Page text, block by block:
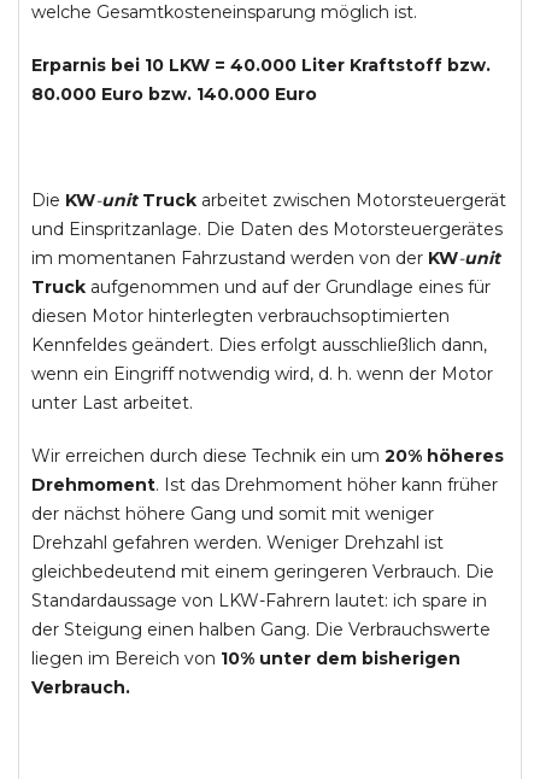
welche Gesamtkosteneinsparung möglich ist.
Erparnis bei 10 LKW = 40.000 Liter Kraftstoff bzw.
80.000 Euro bzw. 140.000 Euro
Die KW-unit Truck arbeitet zwischen Motorsteuergerät
und Einspritzanlage. Die Daten des Motorsteuergerätes
im momentanen Fahrzustand werden von der KW-unit
Truck aufgenommen und auf der Grundlage eines für
diesen Motor hinterlegten verbrauchsoptimierten
Kennfeldes geändert. Dies erfolgt ausschließlich dann,
wenn ein Eingriff notwendig wird, d. h. wenn der Motor
unter Last arbeitet.
Wir erreichen durch diese Technik ein um 20% höheres
Drehmoment. Ist das Drehmoment höher kann früher
der nächst höhere Gang und somit mit weniger
Drehzahl gefahren werden. Weniger Drehzahl ist
gleichbedeutend mit einem geringeren Verbrauch. Die
Standardaussage von LKW-Fahrern lautet: ich spare in
der Steigung einen halben Gang. Die Verbrauchswerte
liegen im Bereich von 10% unter dem bisherigen
Verbrauch.